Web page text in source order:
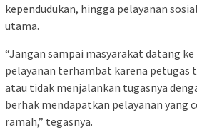
kependudukan, hingga pelayanan
utama.
“Jangan sampai masyarakat datang
pelayanan terhambat karena petugas
atau tidak menjalankan tugasnya
berhak mendapatkan pelayanan yang
ramah,” tegasnya.